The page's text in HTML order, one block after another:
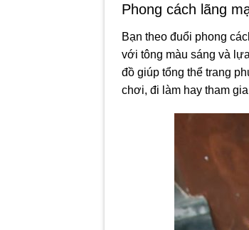
Phong cách lãng
Bạn theo đuổi phong
với tông màu sáng và
đồ giúp tổng thể trang
chơi, đi làm hay tham